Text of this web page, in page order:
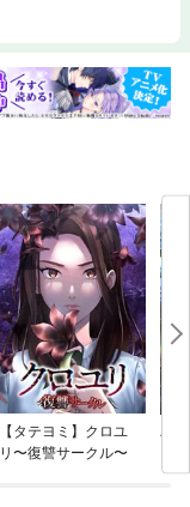
【タテヨミ】クロユ
リ〜復讐サークル〜
バ
今